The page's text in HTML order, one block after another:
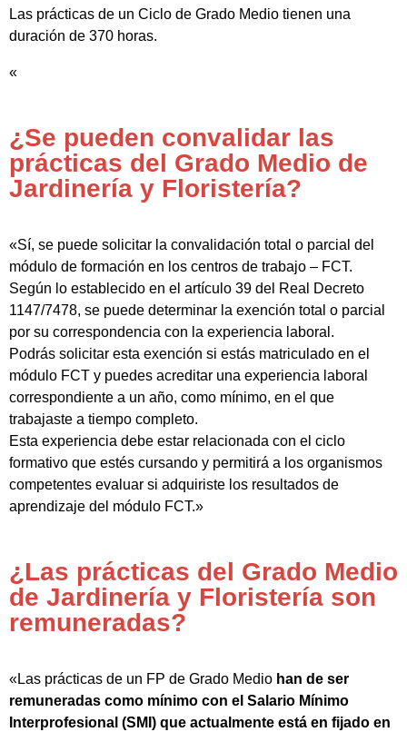
Las prácticas de un Ciclo de Grado Medio tienen una
duración de 370 horas.
«
¿Se pueden convalidar las
prácticas del Grado Medio de
Jardinería y Floristería?
«Sí, se puede solicitar la convalidación total o parcial del
módulo de formación en los centros de trabajo – FCT.
Según lo establecido en el artículo 39 del Real Decreto
1147/7478, se puede determinar la exención total o parcial
por su correspondencia con la experiencia laboral.
Podrás solicitar esta exención si estás matriculado en el
módulo FCT y puedes acreditar una experiencia laboral
correspondiente a un año, como mínimo, en el que
trabajaste a tiempo completo.
Esta experiencia debe estar relacionada con el ciclo
formativo que estés cursando y permitirá a los organismos
competentes evaluar si adquiriste los resultados de
aprendizaje del módulo FCT.»
¿Las prácticas del Grado Medio
de Jardinería y Floristería son
remuneradas?
«Las prácticas de un FP de Grado Medio han de ser
remuneradas como mínimo con el Salario Mínimo
Interprofesional (SMI) que actualmente está en fijado en